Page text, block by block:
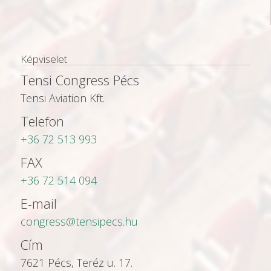
Képviselet
Tensi Congress Pécs
Tensi Aviation Kft.
Telefon
+36 72 513 993
FAX
+36 72 514 094
E-mail
congress@tensipecs.hu
Cím
7621 Pécs, Teréz u. 17.